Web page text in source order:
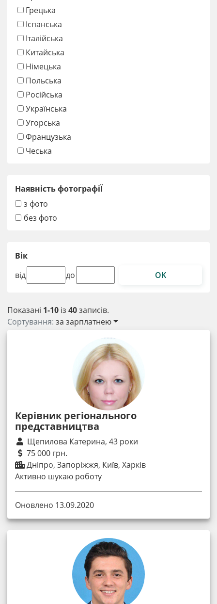
Показані 1-10 із 40записів.
Сортування: за зарплатнею
Керівник регіонального
представництва
Щепилова Катерина, 43 роки
75 000 грн.
Дніпро, Запоріжжя, Київ, Харків
Активно шукаю роботу
Оновлено 13.09.2020
Грецька
Іспанська
Італійська
Китайська
Німецька
Польська
Російська
Українська
Угорська
Французька
Чеська
Наявність фотографіЇ
з фото
без фото
Вік
від
до OK